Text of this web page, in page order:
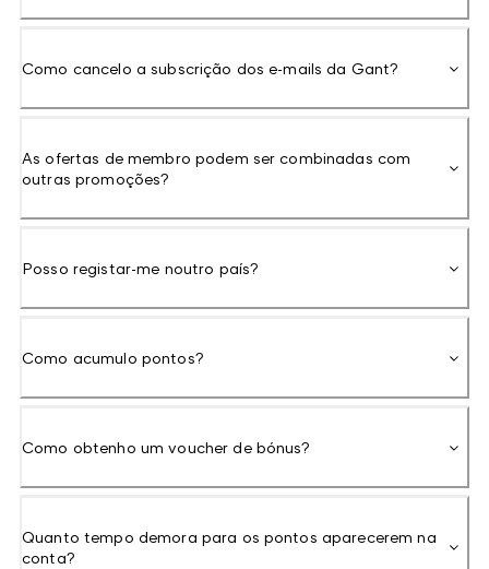
Como cancelo a subscrição dos e-mails da Gant?
As ofertas de membro podem ser combinadas com
outras promoções?
Posso registar-me noutro país?
Como acumulo pontos?
Como obtenho um voucher de bónus?
Quanto tempo demora para os pontos aparecerem na
conta?